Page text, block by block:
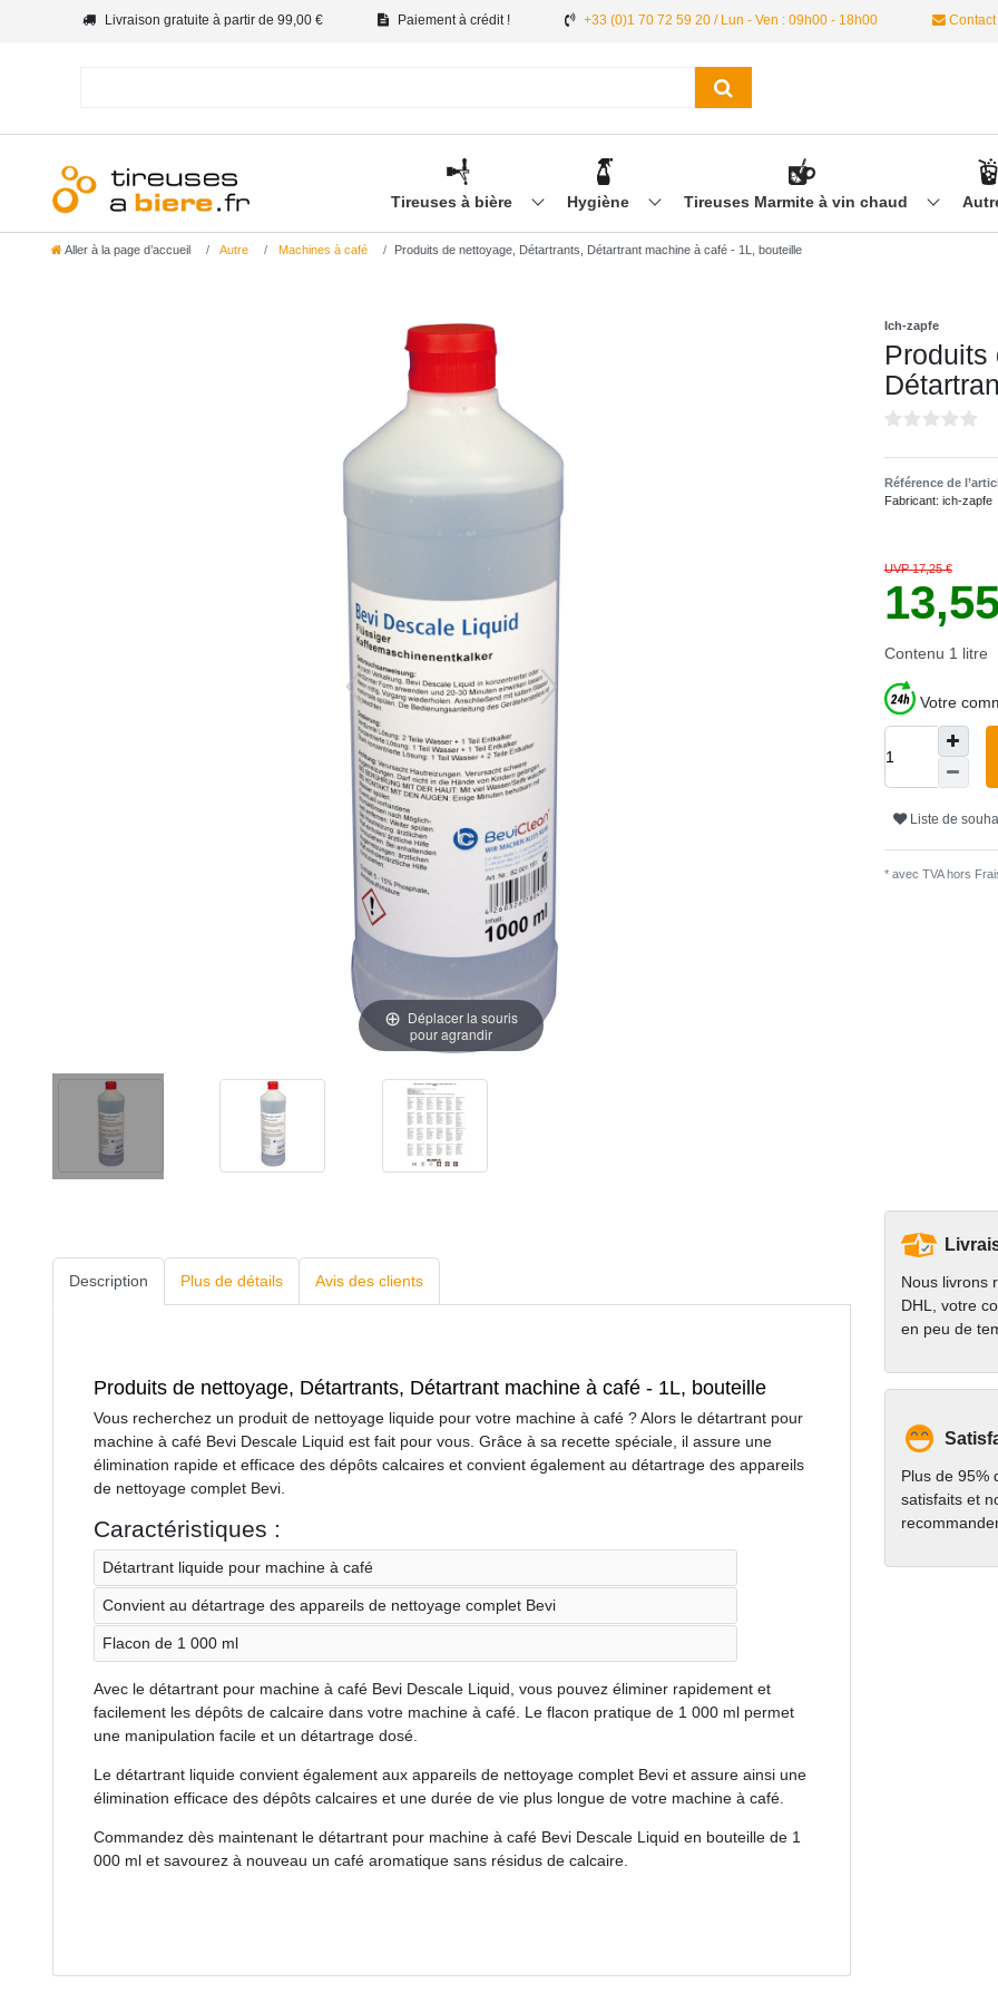
Livraison gratuite à partir de 99,00 € Paiement à crédit ! +33 (0)1 70 72 59 20 / Lun - Ven : 09h00 - 18h00 Contact
Tireuses à bière Hygiène Tireuses Marmite à vin chaud
Aller à la page d’accueil Autre Machines à café Produits de nettoyage, Détartrants, Détartrant machine à café - 1L, bouteille
Déplacer la souris
pour agrandir
Ich-zapfe
Produits
Référence de
Fabricant: ich-zapfe
UVP 17,25 €
Contenu 1 litre
Votre
Liste de
* avec TVA hors
Description Plus de détails Avis des clients
Produits de nettoyage, Détartrants, Détartrant machine à café - 1L, bouteille
Vous recherchez un produit de nettoyage liquide pour votre machine à café ? Alors le détartrant pour
machine à café Bevi Descale Liquid est fait pour vous. Grâce à sa recette spéciale, il assure une
élimination rapide et efficace des dépôts calcaires et convient également au détartrage des appareils
de nettoyage complet Bevi.
Caractéristiques :
Détartrant liquide pour machine à café
Convient au détartrage des appareils de nettoyage complet Bevi
Flacon de 1 000 ml
Avec le détartrant pour machine à café Bevi Descale Liquid, vous pouvez éliminer rapidement et
facilement les dépôts de calcaire dans votre machine à café. Le flacon pratique de 1 000 ml permet
une manipulation facile et un détartrage dosé.
Le détartrant liquide convient également aux appareils de nettoyage complet Bevi et assure ainsi une
élimination efficace des dépôts calcaires et une durée de vie plus longue de votre machine à café.
Commandez dès maintenant le détartrant pour machine à café Bevi Descale Liquid en bouteille de 1
000 ml et savourez à nouveau un café aromatique sans résidus de calcaire.
Nous livrons
DHL, votre
en peu de
Plus de 95%
satisfaits et